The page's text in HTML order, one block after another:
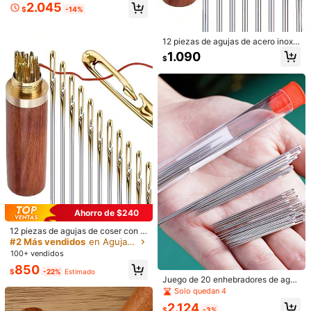
Pagos seguros · Protección de privacidad
Ver más
Asequible(1) lo adoro(1)
d***a Color: Multicolor / Talla: Conjunto A
Excelente calidadmeencantómucho
Útil (0)
r***g Color: Multicolor / Talla: Conjunto A
Mamabought my sibling could haveoneaswell
The
plasticcontainersaresturdy.There isnoruston theneedles,
andthethreadsareofgood quality.What Mamalikesmostis
theneedlethreaderbecauseit isn 'tflimsycomparedtoothers
shehasboughtbefore.Itmakes agreatgiftandisvery
convenientfor clothes getahole
Útil(0)
s***6 Color: Multicolor / Talla: Conjunto A
組合完美、價格便宜、縫針的尺寸完美
jas de coser de cuero con ojo grand
$2.045 -14%
Ahorro de $240
12 piezas de agujas de coser con o
rificio lateral de acero inoxidable de
fácil enhebrado, adecuadas para m
as mayores, manualidades domésti
ura, Bordado, Suministros de manu
alidades
#2 Más vendidos en Agujas de coser
100+ vendidos
$850 -22% Estimado
12 piezas de agujas de acero inoxid
able fáciles de enhebrar con agujer
os, adecuadas para manualidades
de coser blancas
$1.090
Juego de 20 enhebradores de aguj
as de ojo grande, agujas de acero tr
adicionales, adecuadas para perso
nas mayores, costura a mano de ro
Solo quedan 4
2.124